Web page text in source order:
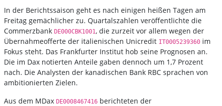
In der Berichtssaison geht es nach einigen heißen Tagen am
Freitag gemächlicher zu. Quartalszahlen veröffentlichte die
Commerzbank DE000CBK1001, die zurzeit vor allem wegen der
Übernahmeofferte der italienischen Unicredit IT0005239360 im
Fokus steht. Das Frankfurter Institut hob seine Prognosen an.
Die im Dax notierten Anteile gaben dennoch um 1,7 Prozent
nach. Die Analysten der kanadischen Bank RBC sprachen von
ambitionierten Zielen.
Aus dem MDax DE0008467416 berichteten der